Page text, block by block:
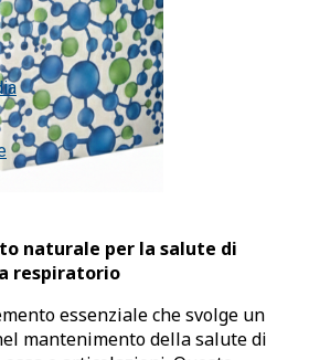
naturale per la salute di
respiratorio
essenziale che svolge un
mantenimento della salute di